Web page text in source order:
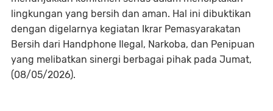
lingkungan yang bersih dan aman. Hal ini dibuktikan
dengan digelarnya kegiatan Ikrar Pemasyarakatan
Bersih dari Handphone Ilegal, Narkoba, dan Penipuan
yang melibatkan sinergi berbagai pihak pada Jumat,
(08/05/2026).